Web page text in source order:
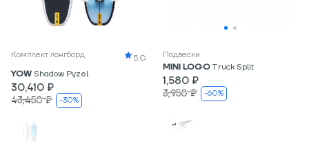
Комплект лонгборд
5.0
YOW Shadow Pyzel
30,410 ₽
43,450 ₽ -30%
Подвески
MINI LOGO Truck Split
1,580 ₽
3,950 ₽ -60%